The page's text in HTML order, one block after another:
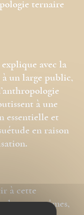
ternaire
avec la
à un large public,
à une
essentielle et
en raison
à cette
nous-mêmes,